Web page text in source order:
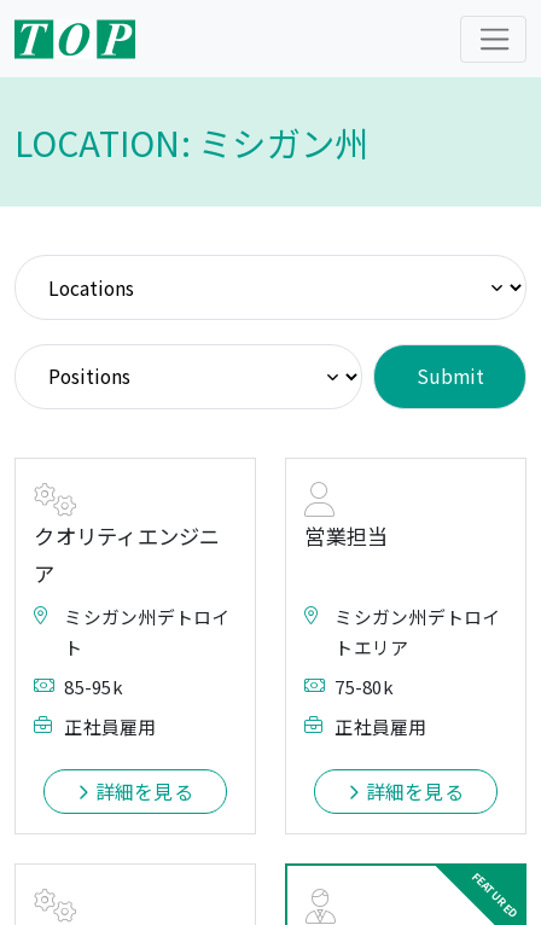
LOCATION: ミシガン州
クオリティエンジニ
ア
ミシガン州デトロイ
ト
85-95k
正社員雇用
詳細を見る
営業担当
ミシガン州デトロイ
トエリア
75-80k
正社員雇用
詳細を見る